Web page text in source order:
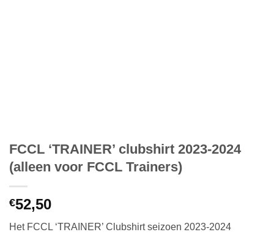
FCCL ‘TRAINER’ clubshirt 2023-2024
(alleen voor FCCL Trainers)
€52,50
Het FCCL ‘TRAINER’ Clubshirt seizoen 2023-2024